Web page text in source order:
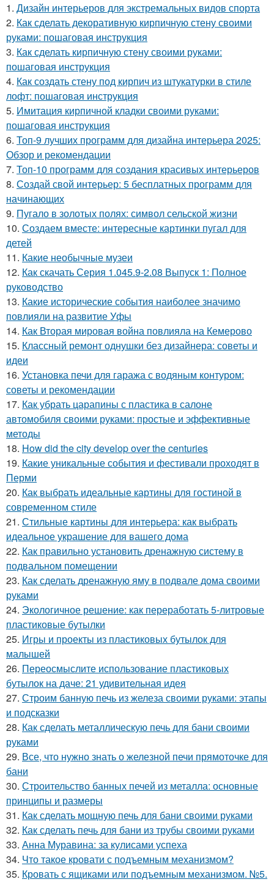
1. Дизайн интерьеров для экстремальных видов спорта
2. Как сделать декоративную кирпичную стену своими
руками: пошаговая инструкция
3. Как сделать кирпичную стену своими руками:
пошаговая инструкция
4. Как создать стену под кирпич из штукатурки в стиле
лофт: пошаговая инструкция
5. Имитация кирпичной кладки своими руками:
пошаговая инструкция
6. Топ-9 лучших программ для дизайна интерьера 2025:
Обзор и рекомендации
7. Топ-10 программ для создания красивых интерьеров
8. Создай свой интерьер: 5 бесплатных программ для
начинающих
9. Пугало в золотых полях: символ сельской жизни
10. Создаем вместе: интересные картинки пугал для
детей
11. Какие необычные музеи
12. Как скачать Серия 1.045.9-2.08 Выпуск 1: Полное
руководство
13. Какие исторические события наиболее значимо
повлияли на развитие Уфы
14. Как Вторая мировая война повлияла на Кемерово
15. Классный ремонт однушки без дизайнера: советы и
идеи
16. Установка печи для гаража с водяным контуром:
советы и рекомендации
17. Как убрать царапины с пластика в салоне
автомобиля своими руками: простые и эффективные
методы
18. How did the city develop over the centuries
19. Какие уникальные события и фестивали проходят в
Перми
20. Как выбрать идеальные картины для гостиной в
современном стиле
21. Стильные картины для интерьера: как выбрать
идеальное украшение для вашего дома
22. Как правильно установить дренажную систему в
подвальном помещении
23. Как сделать дренажную яму в подвале дома своими
руками
24. Экологичное решение: как переработать 5-литровые
пластиковые бутылки
25. Игры и проекты из пластиковых бутылок для
малышей
26. Переосмыслите использование пластиковых
бутылок на даче: 21 удивительная идея
27. Строим банную печь из железа своими руками: этапы
и подсказки
28. Как сделать металлическую печь для бани своими
руками
29. Все, что нужно знать о железной печи прямоточке для
бани
30. Строительство банных печей из металла: основные
принципы и размеры
31. Как сделать мощную печь для бани своими руками
32. Как сделать печь для бани из трубы своими руками
33. Анна Муравина: за кулисами успеха
34. Что такое кровати с подъемным механизмом?
35. Кровать с ящиками или подъемным механизмом. №5.